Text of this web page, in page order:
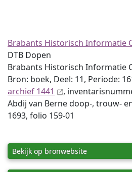
Brabants Historisch Informatie
DTB Dopen
Brabants Historisch Informatie
Bron: boek, Deel: 11, Periode:
archief 1441
,
Abdij van Berne doop-, trouw-
1693, folio 159-01
Bekijk op bronwebsite